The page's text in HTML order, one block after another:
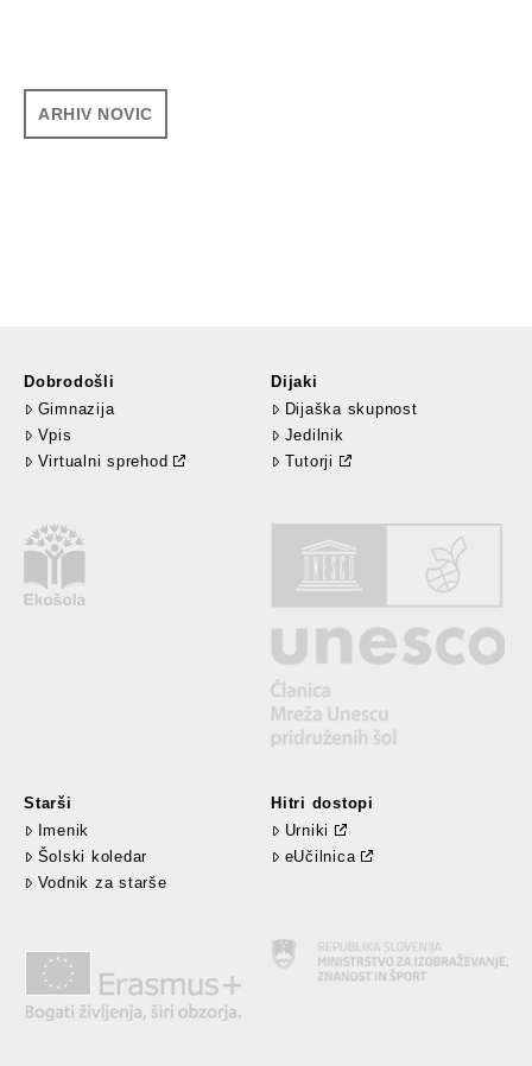
ARHIV NOVIC
Dobrodošli
Gimnazija
Vpis
Virtualni sprehod
Dijaki
Dijaška skupnost
Jedilnik
Tutorji
Starši
Imenik
Šolski koledar
Vodnik za starše
Hitri dostopi
Urniki
eUčilnica